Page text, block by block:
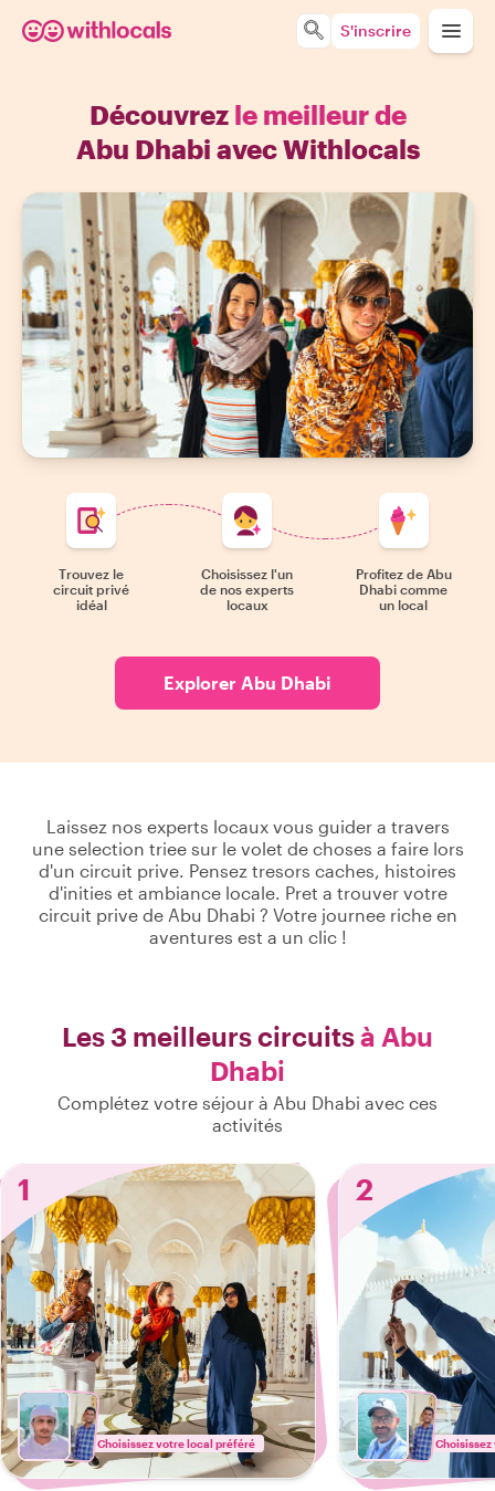
S'inscrire
Découvrez le meilleur de
Abu Dhabi avec Withlocals
Trouvez le
circuit privé
idéal
Choisissez l'un
de nos experts
locaux
Profitez de Abu
Dhabi comme
un local
Explorer Abu Dhabi
Laissez nos experts locaux vous guider a travers
une selection triee sur le volet de choses a faire lors
d'un circuit prive. Pensez tresors caches, histoires
d'inities et ambiance locale. Pret a trouver votre
circuit prive de Abu Dhabi ? Votre journee riche en
aventures est a un clic !
Les 3 meilleurs circuitsà Abu
Dhabi
Complétez votre séjour à Abu Dhabi avec ces
activités
1
Choisissez votre local préféré
2